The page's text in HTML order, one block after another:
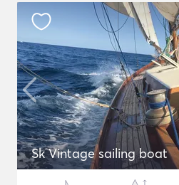
Sk Vintage sailing boat